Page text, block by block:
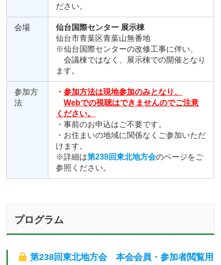
ださい。
会場
仙台国際センター 展示棟
仙台市青葉区青葉山無番地
※仙台国際センターの改修工事に伴い、
会議棟ではなく、展示棟での開催となり
ます。
参加方
法
・参加方法は現地参加のみとなり、
Webでの視聴はできませんのでご注意
ください。
・事前のお申込はご不要です。
・お住まいの地域に関係なくご参加いただ
けます。
※詳細は第238回東北地方会のページをご
参照ください。
プログラム
第238回東北地方会 本会会員・参加者閲覧用